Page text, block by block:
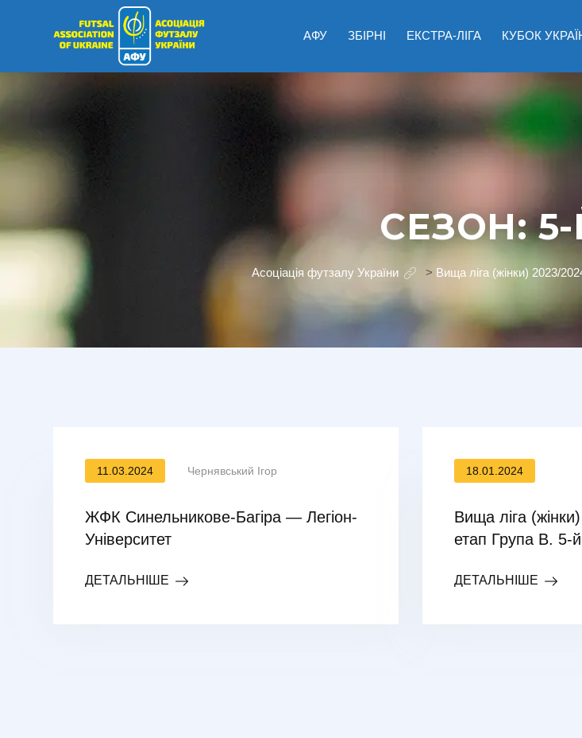
АФУ ЗБІРНІ ЕКСТРА-ЛІГА КУБОК
СЕЗОН:
Асоціація футзалу України > Вища ліга (жінки) 2023/
11.03.2024 Чернявський Ігор
ЖФК Синельникове-Багіра — Легіон-
Університет
ДЕТАЛЬНІШЕ
18.01.2024
Вища ліга
етап Група В. 5-
ДЕТАЛЬНІШЕ